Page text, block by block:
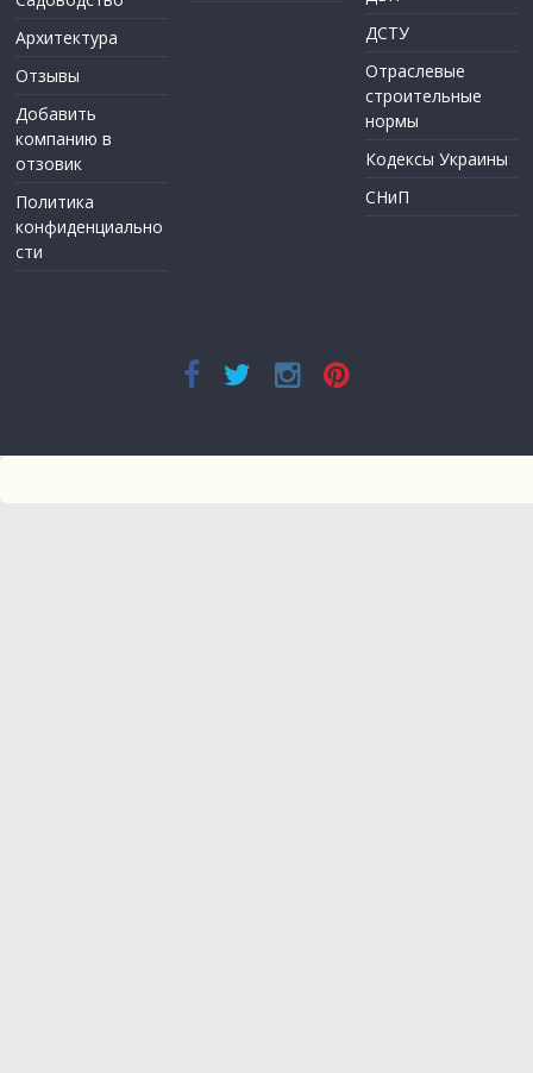
Архитектура
Отзывы
Добавить
компанию в
отзовик
Политика
конфиденциально
сти
ДСТУ
Отраслевые
строительные
нормы
Кодексы Украины
СНиП